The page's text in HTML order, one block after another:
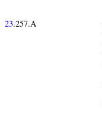
23.257.Α